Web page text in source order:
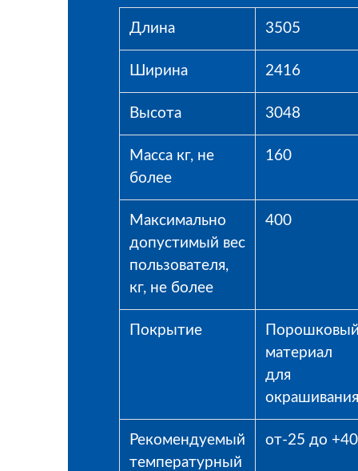
Длина 3505
Ширина 2416
Высота 3048
Масса кг, не
более
160
Максимально
допустимый вес
пользователя,
кг, не более
400
Покрытие
материал
для
окрашивания
Рекомендуемый
температурный
от-25 до +40